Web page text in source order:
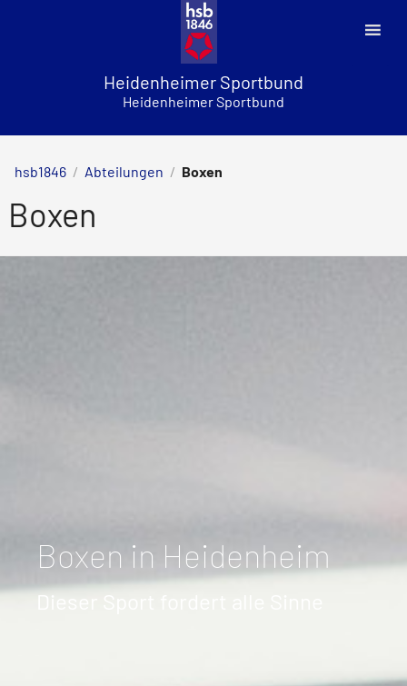
Heidenheimer Sportbund
Heidenheimer Sportbund
hsb1846 / Abteilungen / Boxen
Boxen
Boxen in Heidenheim
Dieser Sport fordert alle Sinne